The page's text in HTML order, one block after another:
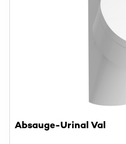
Absauge-Urinal Val